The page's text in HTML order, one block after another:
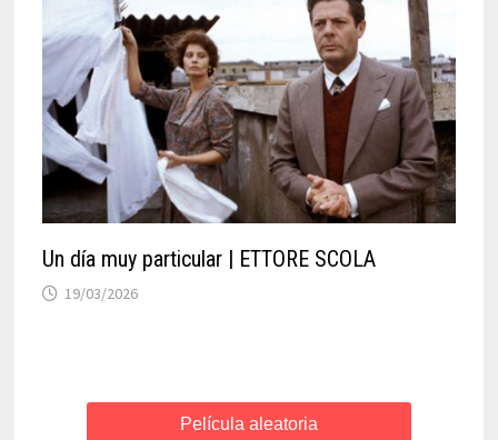
Un día muy particular | ETTORE SCOLA
19/03/2026
Película aleatoria